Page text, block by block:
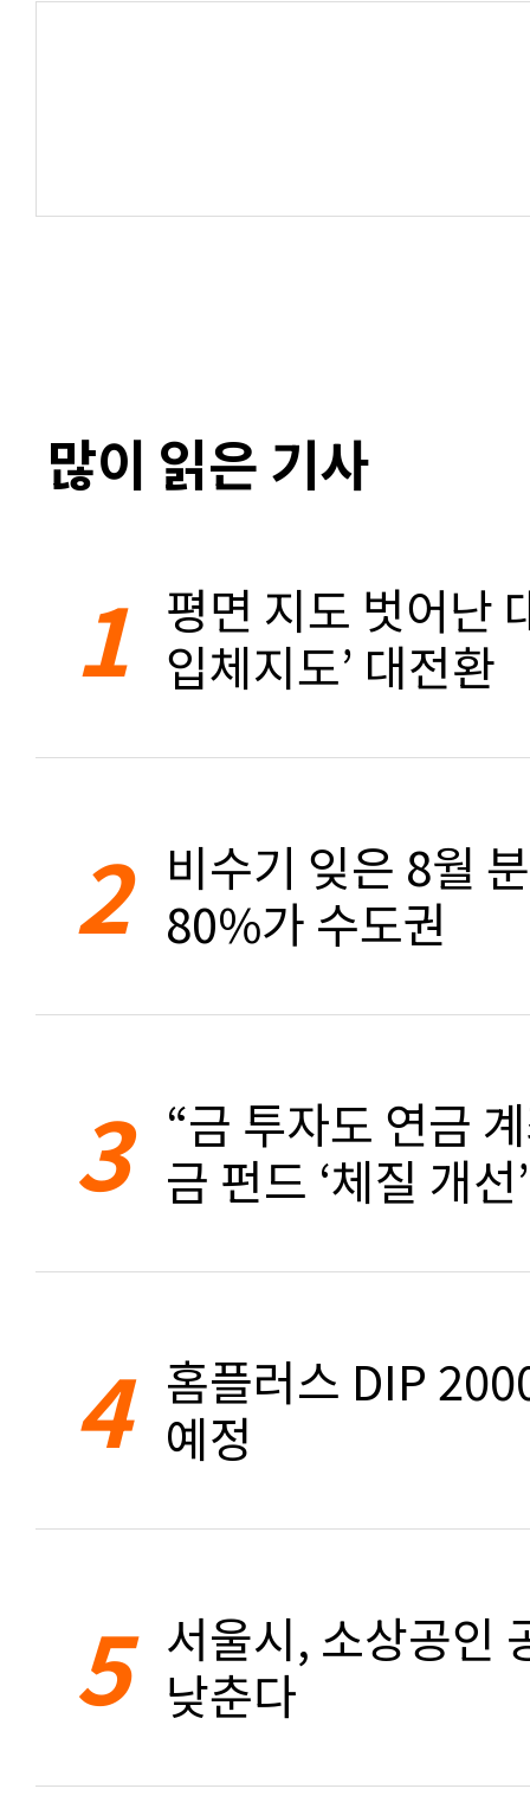
많이 읽은 기사
1 평면 지도 벗어난
입체지도’ 대전환
2 비수기 잊은 8월
80%가 수도권
3 “금 투자도 연금
금 펀드 ‘체질 개선’
4 홈플러스 DIP
예정
5 서울시, 소상공인
낮춘다